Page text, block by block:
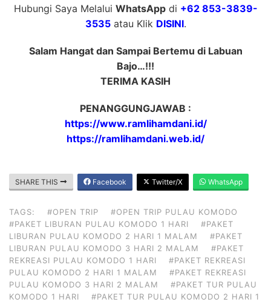
Hubungi Saya Melalui WhatsAppdi +62 853-3839-
3535atau Klik DISINI.
Salam Hangat dan Sampai Bertemu di Labuan
Bajo…!!!
TERIMA KASIH
PENANGGUNGJAWAB :
https://www.ramlihamdani.id/
https://ramlihamdani.web.id/
SHARE THIS Facebook Twitter/X WhatsApp
TAGS: #OPEN TRIP
#OPEN TRIP PULAU KOMODO
#PAKET LIBURAN PULAU KOMODO 1 HARI
#PAKET
LIBURAN PULAU KOMODO 2 HARI 1 MALAM
#PAKET
LIBURAN PULAU KOMODO 3 HARI 2 MALAM
#PAKET
REKREASI PULAU KOMODO 1 HARI
#PAKET REKREASI
PULAU KOMODO 2 HARI 1 MALAM
#PAKET REKREASI
PULAU KOMODO 3 HARI 2 MALAM
#PAKET TUR PULAU
KOMODO 1 HARI
#PAKET TUR PULAU KOMODO 2 HARI 1